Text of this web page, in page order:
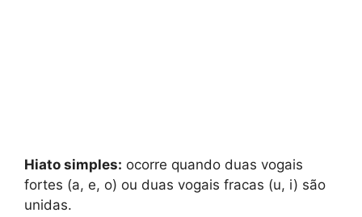
Hiato simples: ocorre quando duas vogais
fortes (a, e, o) ou duas vogais fracas (u, i) são
unidas.